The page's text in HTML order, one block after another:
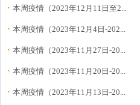
· 本周疫情（2023年12月11日至2...
· 本周疫情（2023年12月4日-202...
· 本周疫情（2023年11月27日-20...
· 本周疫情（2023年11月20日-20...
· 本周疫情（2023年11月13日-20...